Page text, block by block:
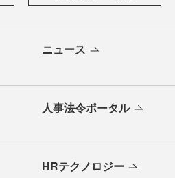
ニュース
人事法令ポータル
HRテクノロジー